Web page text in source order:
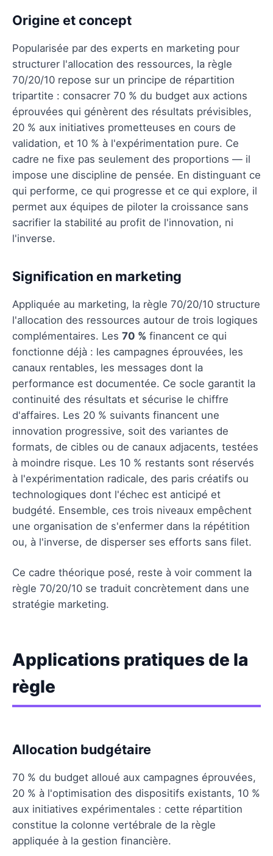
Origine et concept
Popularisée par des experts en marketing pour
structurer l'allocation des ressources, la règle
70/20/10 repose sur un principe de répartition
tripartite : consacrer 70 % du budget aux actions
éprouvées qui génèrent des résultats prévisibles,
20 % aux initiatives prometteuses en cours de
validation, et 10 % à l'expérimentation pure. Ce
cadre ne fixe pas seulement des proportions — il
impose une discipline de pensée. En distinguant ce
qui performe, ce qui progresse et ce qui explore, il
permet aux équipes de piloter la croissance sans
sacrifier la stabilité au profit de l'innovation, ni
l'inverse.
Signification en marketing
Appliquée au marketing, la règle 70/20/10 structure
l'allocation des ressources autour de trois logiques
complémentaires. Les 70 % financent ce qui
fonctionne déjà : les campagnes éprouvées, les
canaux rentables, les messages dont la
performance est documentée. Ce socle garantit la
continuité des résultats et sécurise le chiffre
d'affaires. Les 20 % suivants financent une
innovation progressive, soit des variantes de
formats, de cibles ou de canaux adjacents, testées
à moindre risque. Les 10 % restants sont réservés
à l'expérimentation radicale, des paris créatifs ou
technologiques dont l'échec est anticipé et
budgété. Ensemble, ces trois niveaux empêchent
une organisation de s'enfermer dans la répétition
ou, à l'inverse, de disperser ses efforts sans filet.
Ce cadre théorique posé, reste à voir comment la
règle 70/20/10 se traduit concrètement dans une
stratégie marketing.
Applications pratiques de la
règle
Allocation budgétaire
70 % du budget alloué aux campagnes éprouvées,
20 % à l'optimisation des dispositifs existants, 10 %
aux initiatives expérimentales : cette répartition
constitue la colonne vertébrale de la règle
appliquée à la gestion financière.